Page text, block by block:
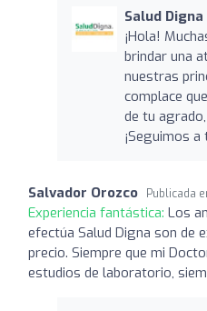
Salud Digna
¡Hola!
brindar una
nuestras
complace
de tu
¡Seguimos
Salvador Orozco Publicada
Experiencia fantástica: Los
efectúa Salud Digna son de
precio. Siempre que mi
estudios de laboratorio,